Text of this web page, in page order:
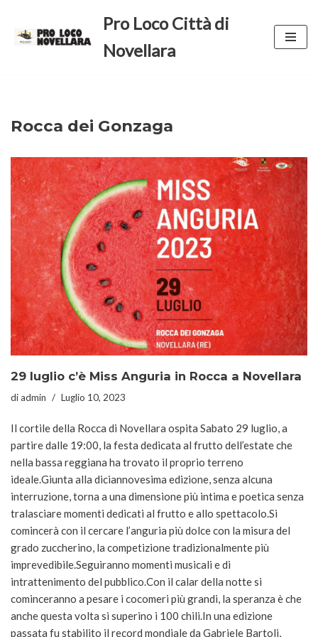
Vai
Pro Loco Città di
Novellara
Rocca dei Gonzaga
29 luglio c’è Miss Anguria in Rocca a Novellara
diadmin Luglio 10, 2023
Il cortile della Rocca di Novellara ospita Sabato 29 luglio, a
partire dalle 19:00, la festa dedicata al frutto dell’estate che
nella bassa reggiana ha trovato il proprio terreno
ideale.Giunta alla diciannovesima edizione, senza alcuna
interruzione, torna a una dimensione più intima e poetica senza
tralasciare momenti dedicati al frutto e allo spettacolo.Si
comincerà con il cercare l’anguria più dolce con la misura del
grado zuccherino, la competizione tradizionalmente più
imprevedibile.Seguiranno momenti musicali e di
intrattenimento del pubblico.Con il calar della notte si
cominceranno a pesare i cocomeri più grandi, la speranza è che
anche questa volta si superino i 100 chili.In una edizione
passata fu stabilito il record mondiale da Gabriele Bartoli,